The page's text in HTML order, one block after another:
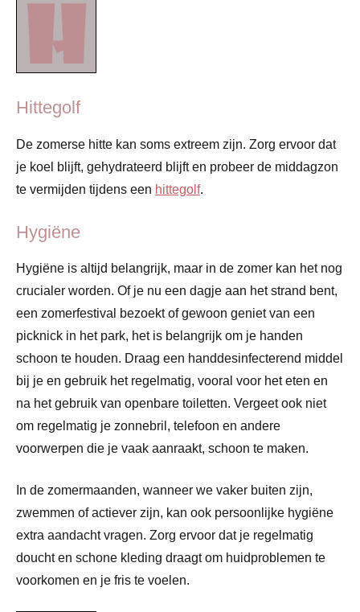
Hittegolf
De zomerse hitte kan soms extreem zijn. Zorg ervoor dat
je koel blijft, gehydrateerd blijft en probeer de middagzon
te vermijden tijdens een hittegolf.
Hygiëne
Hygiëne is altijd belangrijk, maar in de zomer kan het nog
crucialer worden. Of je nu een dagje aan het strand bent,
een zomerfestival bezoekt of gewoon geniet van een
picknick in het park, het is belangrijk om je handen
schoon te houden. Draag een handdesinfecterend middel
bij je en gebruik het regelmatig, vooral voor het eten en
na het gebruik van openbare toiletten. Vergeet ook niet
om regelmatig je zonnebril, telefoon en andere
voorwerpen die je vaak aanraakt, schoon te maken.
In de zomermaanden, wanneer we vaker buiten zijn,
zwemmen of actiever zijn, kan ook persoonlijke hygiëne
extra aandacht vragen. Zorg ervoor dat je regelmatig
doucht en schone kleding draagt om huidproblemen te
voorkomen en je fris te voelen.